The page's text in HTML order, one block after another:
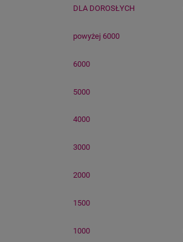
DLA DOROSŁYCH
powyżej 6000
6000
5000
4000
3000
2000
1500
1000